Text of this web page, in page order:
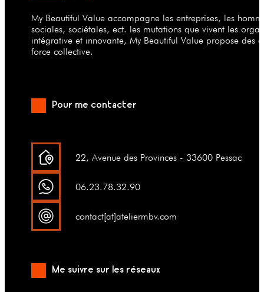
My Beautiful Value accompagne les entreprises, les
sociales, sociétales, ect. les mutations que vivent les
intégrative et innovante, My Beautiful Value propose des
force collective.
Pour me contacter
22, Avenue des Provinces - 33600 Pessac
06.23.78.32.90
contact[at]ateliermbv.com
Me suivre sur les réseaux